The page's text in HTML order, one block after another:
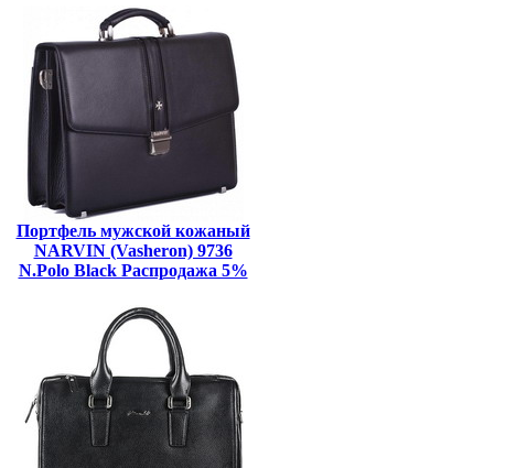
Портфель мужской кожаный
NARVIN (Vasheron) 9736
N.Polo Black Распродажа 5%